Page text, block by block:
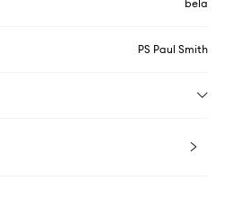
bela
PS Paul Smith